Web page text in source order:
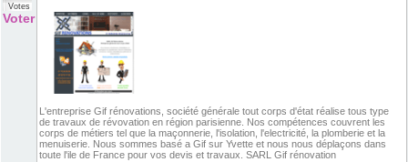
Votes
Voter
L'entreprise Gif rénovations, société générale tout corps d'état réalise tous type
de travaux de révovation en région parisienne. Nos compétences couvrent les
corps de métiers tel que la maçonnerie, l'isolation, l'electricité, la plomberie et la
menuiserie. Nous sommes basé a Gif sur Yvette et nous nous déplaçons dans
toute l'ile de France pour vos devis et travaux. SARL Gif rénovation